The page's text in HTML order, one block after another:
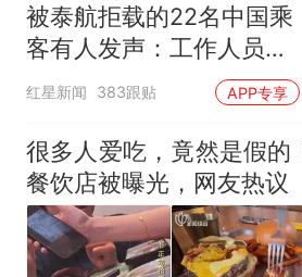
被泰航拒载的22名中国乘
客有人发声：工作人员承
诺免费改签，最后却自费
红星新闻 383跟贴 APP专享
很多人爱吃，竟然是假的
餐饮店被曝光，网友热议